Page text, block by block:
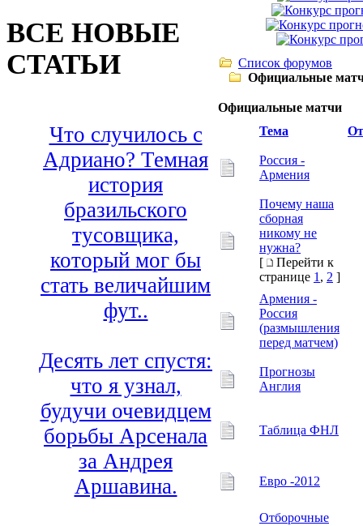
ВСЕ НОВЫЕ
СТАТЬИ
Что случилось с
Адриано? Темная
история
бразильского
тусовщика,
который мог бы
стать величайшим
фут..
Десять лет спустя:
что я узнал,
будучи очевидцем
борьбы Арсенала
за Андрея
Аршавина.
Список форумов
Официальные
Официальные матчи
Тема
Россия -
Армения
Почему наша
сборная
никому не
нужна?
[
Перейти к
странице 1 , 2 ]
Армения -
Россия
(размышления
перед матчем)
Прогнозы
Англия
Таблица ФНЛ
Евро -2012
Отборочные